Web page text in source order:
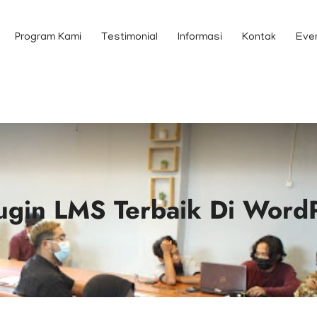
Program Kami Testimonial Informasi Kontak
LMS Terbaik Di